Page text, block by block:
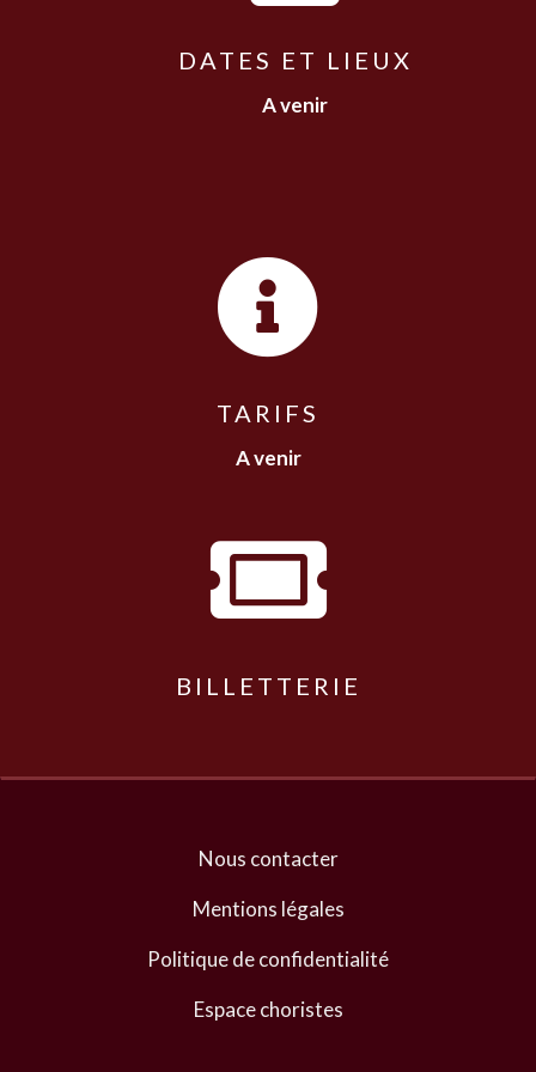
DATES ET LIEUX
A venir

TARIFS
A venir

BILLETTERIE
Nous contacter
Mentions légales
Politique de confidentialité
Espace choristes